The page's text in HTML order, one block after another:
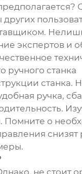
экспертов и
ручного станка
станка.
ручка,
Помните о